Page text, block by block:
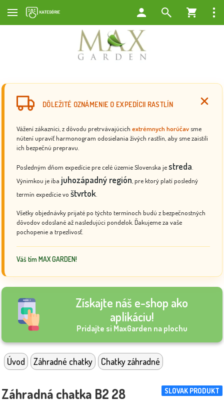
DÔLEŽITÉ OZNÁMENIE O EXPEDÍCII RASTLÍN
Vážení zákazníci, z dôvodu pretrvávajúcich extrémnych horúčav sme
nútení upraviť harmonogram odosielania živých rastlín, aby sme zaistili
ich bezpečnú prepravu.
Posledným dňom expedície pre celé územie Slovenska jestreda
Výnimkou je iba juhozápadný región , pre ktorý platí posledný
termín expedície vo štvrtok
Všetky objednávky prijaté po týchto termínoch budú z bezpečnostných
dôvodov odoslané až nasledujúci pondelok. Ďakujeme za vaše
pochopenie a trpezlivosť.
Váš tím MAX GARDEN!
Získajte náš e-shop ako
aplikáciu!
Pridajte si MaxGarden na plochu
Úvod Záhradné chatky Chatky záhradné
SLOVAK PRODUKT
Záhradná chatka B2 28